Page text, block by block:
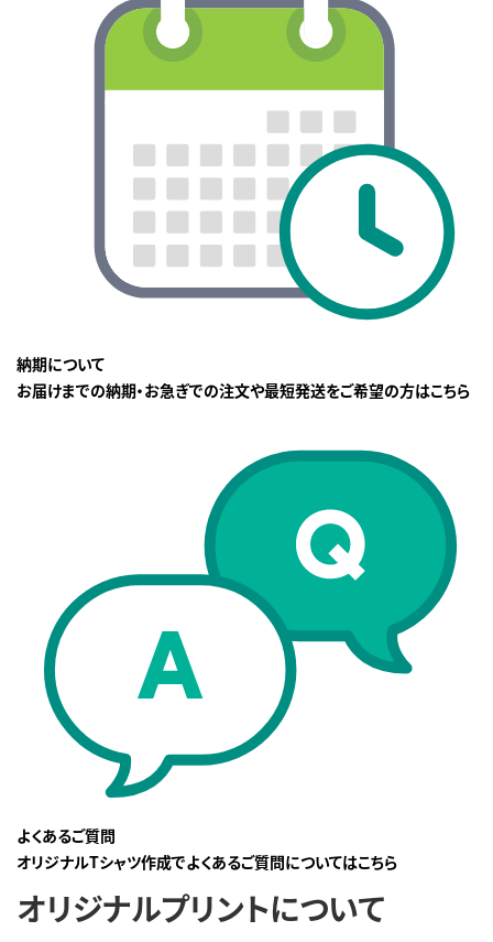
納期について
お届けまでの納期・お急ぎでの注文や最短発送をご希望の方はこちら
よくあるご質問
オリジナルTシャツ作成でよくあるご質問についてはこちら
オリジナルプリントについて